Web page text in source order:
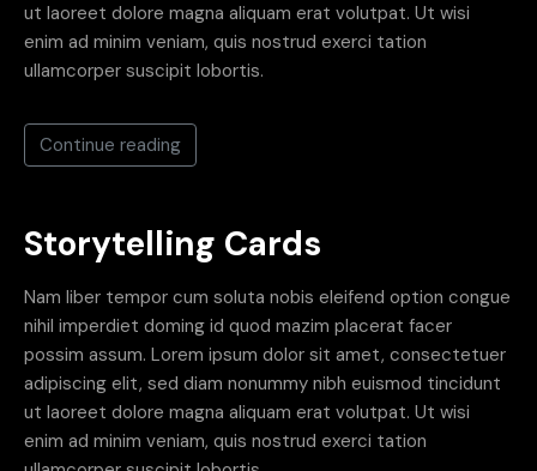
ut laoreet dolore magna aliquam erat volutpat. Ut wisi
enim ad minim veniam, quis nostrud exerci tation
ullamcorper suscipit lobortis.
Continue reading
Storytelling Cards
Nam liber tempor cum soluta nobis eleifend option congue
nihil imperdiet doming id quod mazim placerat facer
possim assum. Lorem ipsum dolor sit amet, consectetuer
adipiscing elit, sed diam nonummy nibh euismod tincidunt
ut laoreet dolore magna aliquam erat volutpat. Ut wisi
enim ad minim veniam, quis nostrud exerci tation